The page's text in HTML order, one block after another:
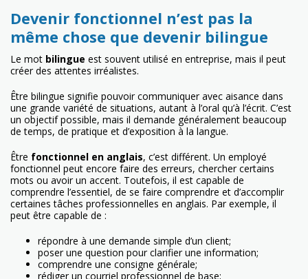
Devenir fonctionnel n’est pas la
même chose que devenir bilingue
Le mot bilingue est souvent utilisé en entreprise, mais il peut
créer des attentes irréalistes.
Être bilingue signifie pouvoir communiquer avec aisance dans
une grande variété de situations, autant à l’oral qu’à l’écrit. C’est
un objectif possible, mais il demande généralement beaucoup
de temps, de pratique et d’exposition à la langue.
Être fonctionnel en anglais, c’est différent. Un employé
fonctionnel peut encore faire des erreurs, chercher certains
mots ou avoir un accent. Toutefois, il est capable de
comprendre l’essentiel, de se faire comprendre et d’accomplir
certaines tâches professionnelles en anglais. Par exemple, il
peut être capable de :
répondre à une demande simple d’un client;
poser une question pour clarifier une information;
comprendre une consigne générale;
rédiger un courriel professionnel de base;